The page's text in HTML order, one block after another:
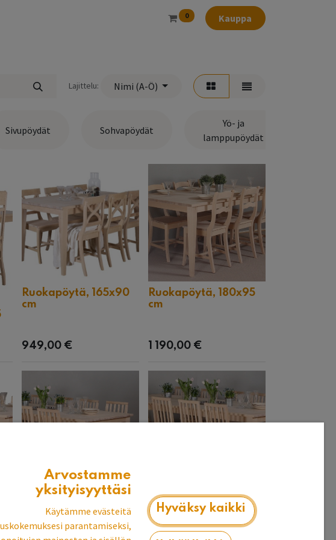
0 Kauppa
Lajittelu: Nimi (A-Ö)
Sivupöydät Sohvapöydät
Yö- ja
lamppupöydät
Ruokapöytä, 165x90
cm
949,00 €
Ruokapöytä, 180x95
cm
1 190,00 €
Ruokapöytä, 240x110
Ruokapöytä, 280x110
cm
Arvostamme
yksityisyyttäsi
Käytämme evästeitä
parantamiseksi,
Hyväksy kaikki